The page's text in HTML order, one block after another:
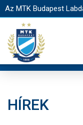
Az MTK Budapest
HÍREK